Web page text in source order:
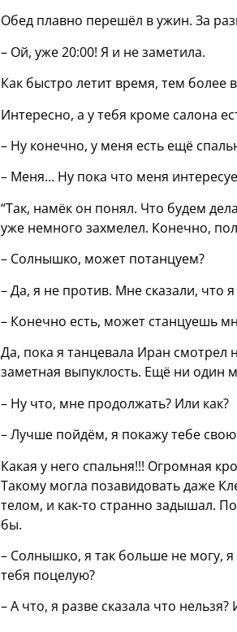
Обед плавно перешёл в ужин. За
– Ой, уже 20:00! Я и не заметила.
Как быстро летит время, тем более
Интересно, а у тебя кроме салона
– Ну конечно, у меня есть ещё
– Меня… Ну пока что меня
“Так, намёк он понял. Что будем
уже немного захмелел. Конечно,
– Солнышко, может потанцуем?
– Да, я не против. Мне сказали, что
– Конечно есть, может станцуешь
Да, пока я танцевала Иран смотрел
заметная выпуклость. Ещё ни один
– Ну что, мне продолжать? Или как?
– Лучше пойдём, я покажу тебе
Какая у него спальня!!! Огромная
Такому могла позавидовать даже
телом, и как-то странно задышал.
бы.
– Солнышко, я так больше не могу,
тебя поцелую?
– А что, я разве сказала что